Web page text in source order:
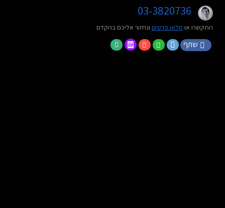
03-3820736
התקשרו או מלאו פרטים ונחזור אליכם בהקדם
שתף